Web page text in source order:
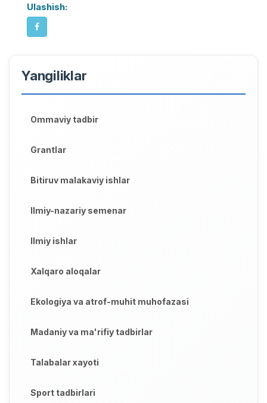
Ulashish:
Yangiliklar
Ommaviy tadbir
Grantlar
Bitiruv malakaviy ishlar
Ilmiy-nazariy semenar
Ilmiy ishlar
Xalqaro aloqalar
Ekologiya va atrof-muhit muhofazasi
Madaniy va ma'rifiy tadbirlar
Talabalar xayoti
Sport tadbirlari